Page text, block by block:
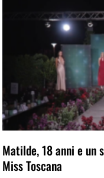
Matilde, 18 anni e un
Miss Toscana